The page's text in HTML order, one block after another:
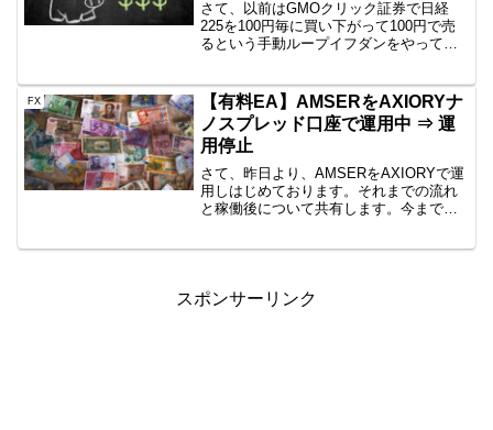
さて、以前はGMOクリック証券で日経
225を100円毎に買い下がって100円で売
るという手動ループイフダンをやってい
で2019年1月より自動売買を始めました。
資金はな...
FX
【有料EA】AMSERをAXIORYナ
ノスプレッド口座で運用中 ⇒ 運
用停止
さて、昨日より、AMSERをAXIORYで運
用しはじめております。それまでの流れ
と稼働後について共有します。今まで
スポンサーリンク